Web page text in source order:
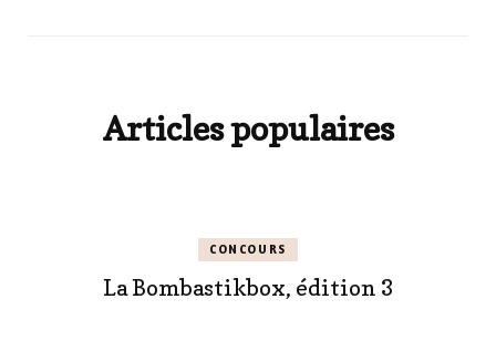
Articles populaires
CONCOURS
La Bombastikbox, édition 3